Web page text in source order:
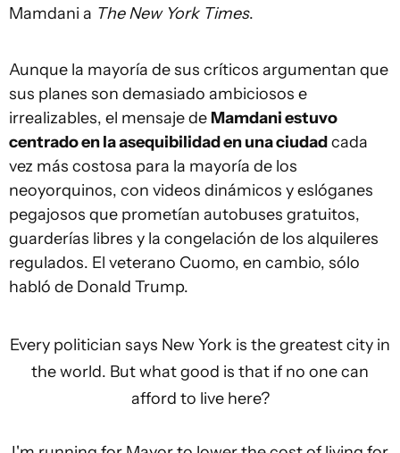
Mamdani a The New York Times.
Aunque la mayoría de sus críticos argumentan que
sus planes son demasiado ambiciosos e
irrealizables, el mensaje de Mamdani estuvo
centrado en la asequibilidad en una ciudadcada
vez más costosa para la mayoría de los
neoyorquinos, con videos dinámicos y eslóganes
pegajosos que prometían autobuses gratuitos,
guarderías libres y la congelación de los alquileres
regulados. El veterano Cuomo, en cambio, sólo
habló de Donald Trump.
Every politician says New York is the greatest city in
the world. But what good is that if no one can
afford to live here?